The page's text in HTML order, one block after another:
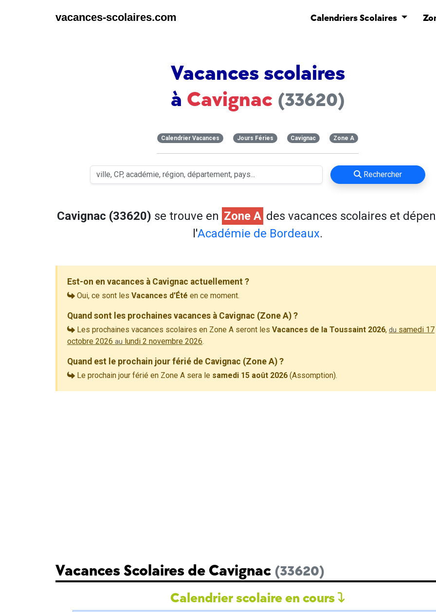
vacances-scolaires.com Calendriers Scolaires
Vacances scolaires
à Cavignac (33620)
Calendrier Vacances Jours Féries Cavignac Zone A
Rechercher
Cavignac (33620) se trouve en Zone A des vacances scolaires et
l'Académie de Bordeaux.
Est-on en vacances à Cavignac actuellement ?
Oui, ce sont les Vacances d'Été en ce moment.
Quand sont les prochaines vacances à Cavignac (Zone A) ?
Les prochaines vacances scolaires en Zone A seront les Vacances de la Toussaint 2026, du samedi 17
octobre 2026 au lundi 2 novembre 2026.
Quand est le prochain jour férié de Cavignac (Zone A) ?
Le prochain jour férié en Zone A sera le samedi 15 août 2026 (Assomption).
Vacances Scolaires de Cavignac (33620)
Calendrier scolaire en cours